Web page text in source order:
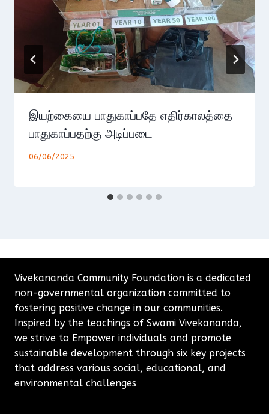
இயற்கையை பாதுகாப்பதே எதிர்காலத்தை
பாதுகாப்பதற்கு அடிப்படை
06/06/2025
Vivekananda Community Foundation is a dedicated
non-governmental organization committed to
fostering positive change in our communities.
Inspired by the teachings of Swami Vivekananda,
we strive to Empower individuals and promote
sustainable development through six key projects
that address various social, educational, and
environmental challenges